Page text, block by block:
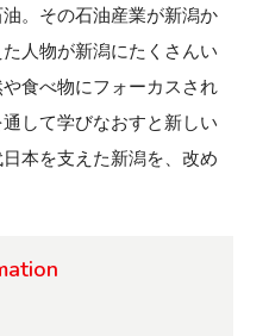
。その石油産業が新潟か
人物が新潟にたくさんい
食べ物にフォーカスされ
して学びなおすと新しい
本を支えた新潟を、改め